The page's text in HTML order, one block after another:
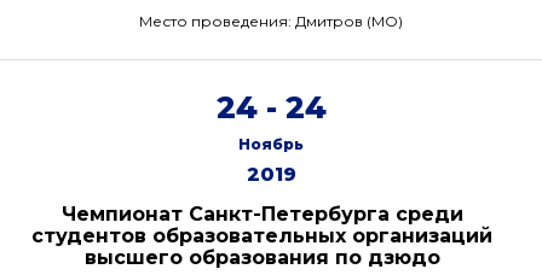
Место проведения: Дмитров (МО)
24 - 24
Ноябрь
2019
Чемпионат Санкт-Петербурга среди
студентов образовательных организаций
высшего образования по дзюдо